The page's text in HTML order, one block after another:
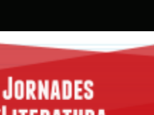
Territori
23 i 24 d'abril